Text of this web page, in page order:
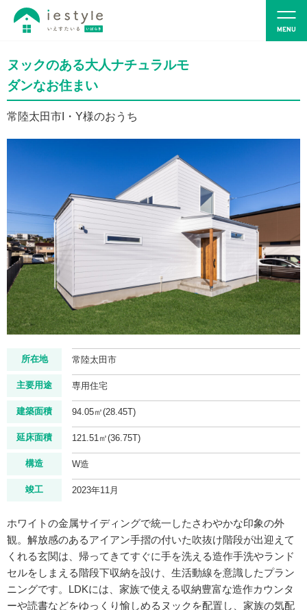
ヌックのある大人ナチュラルモ
ダンなお住まい
常陸太田市I・Y様のおうち
所在地 常陸太田市
主要用途 専用住宅
建築面積 94.05㎡(28.45T)
延床面積 121.51㎡(36.75T)
構造 W造
竣工 2023年11月
ホワイトの金属サイディングで統一したさわやかな印象の外
観。解放感のあるアイアン手摺の付いた吹抜け階段が出迎えて
くれる玄関は、帰ってきてすぐに手を洗える造作手洗やランド
セルをしまえる階段下収納を設け、生活動線を意識したプラン
ニングです。LDKには、家族で使える収納豊富な造作カウンタ
ーや読書などをゆっくり愉しめるヌックを配置し、家族の気配